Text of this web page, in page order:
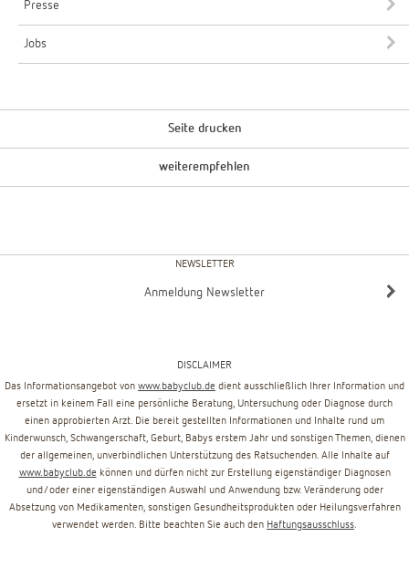
Presse
Jobs
Seite drucken
weiterempfehlen
NEWSLETTER
Anmeldung Newsletter
DISCLAIMER
Das Informationsangebot von www.babyclub.de dient ausschließlich Ihrer Information und
ersetzt in keinem Fall eine persönliche Beratung, Untersuchung oder Diagnose durch
einen approbierten Arzt. Die bereit gestellten Informationen und Inhalte rund um
Kinderwunsch, Schwangerschaft, Geburt, Babys erstem Jahr und sonstigen Themen, dienen
der allgemeinen, unverbindlichen Unterstützung des Ratsuchenden. Alle Inhalte auf
www.babyclub.de können und dürfen nicht zur Erstellung eigenständiger Diagnosen
und/oder einer eigenständigen Auswahl und Anwendung bzw. Veränderung oder
Absetzung von Medikamenten, sonstigen Gesundheitsprodukten oder Heilungsverfahren
verwendet werden. Bitte beachten Sie auch den Haftungsausschluss.